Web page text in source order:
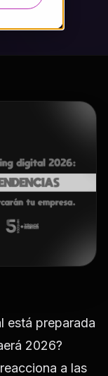
está preparada
2026?
a las